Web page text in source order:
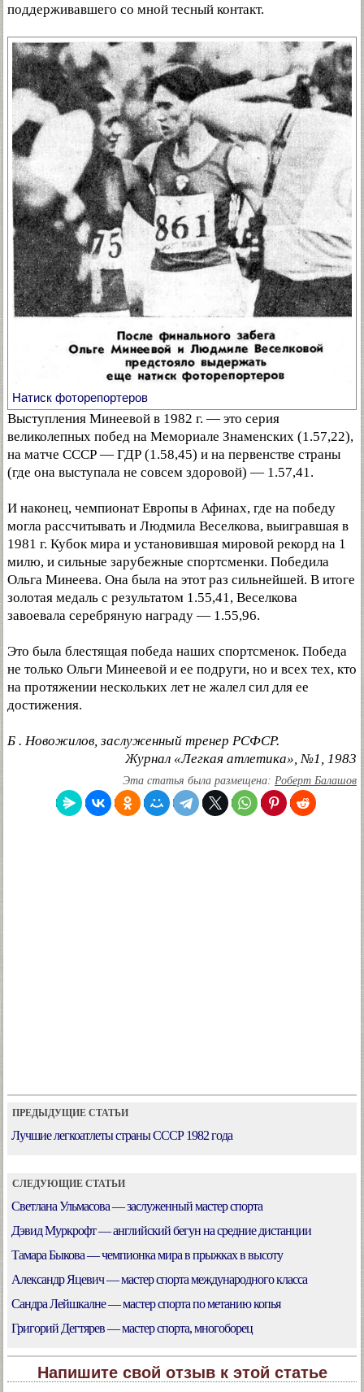
поддерживавшего со мной тесный контакт.
Натиск фоторепортеров
Выступления Минеевой в 1982 г. — это серия
великолепных побед на Мемориале Знаменских (1.57,22),
на матче СССР — ГДР (1.58,45) и на первенстве страны
(где она выступала не совсем здоровой) — 1.57,41.
И наконец, чемпионат Европы в Афинах, где на победу
могла рассчитывать и Людмила Веселкова, выигравшая в
1981 г. Кубок мира и установившая мировой рекорд на 1
милю, и сильные зарубежные спортсменки. Победила
Ольга Минеева. Она была на этот раз сильнейшей. В итоге
золотая медаль с результатом 1.55,41, Веселкова
завоевала серебряную награду — 1.55,96.
Это была блестящая победа наших спортсменок. Победа
не только Ольги Минеевой и ее подруги, но и всех тех, кто
на протяжении нескольких лет не жалел сил для ее
достижения.
Б . Новожилов, заслуженный тренер РСФСР.
Журнал «Легкая атлетика», №1, 1983
Эта статья была размещена: Роберт Балашов
ПРЕДЫДУЩИЕ СТАТЬИ
Лучшие легкоатлеты страны СССР 1982 года
СЛЕДУЮЩИЕ СТАТЬИ
Светлана Ульмасова — заслуженный мастер спорта
Дэвид Муркрофт — английский бегун на средние дистанции
Тамара Быкова — чемпионка мира в прыжках в высоту
Александр Яцевич — мастер спорта международного класса
Сандра Лейшкалне — мастер спорта по метанию копья
Григорий Дегтярев — мастер спорта, многоборец
Напишите свой отзыв к этой статье